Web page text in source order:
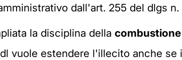
dall'art. 255 del dlgs
la disciplina della
vuole estendere l'illecito anche